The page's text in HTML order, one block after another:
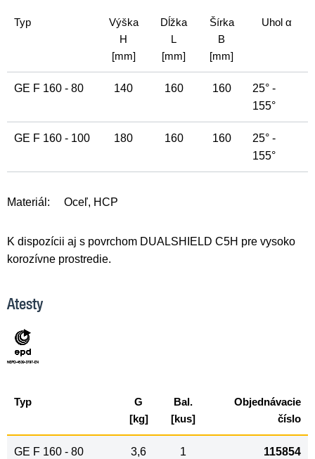
Typ
Výška
H
[mm]
Dĺžka
L
[mm]
Šírka
B
[mm]
Uhol α
GE F 160 - 80 140 160 160
25° -
155°
GE F 160 - 100 180 160 160
25° -
155°
Materiál: Oceľ, HCP
K dispozícii aj s povrchom DUALSHIELD C5H pre vysoko
korozívne prostredie.
Atesty
Typ
G
[kg]
Bal.
[kus]
Objednávacie
číslo
GE F 160 - 80 3,6 1 115854